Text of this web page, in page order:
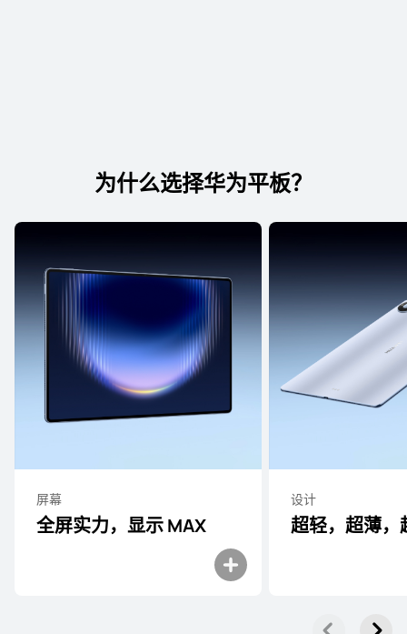
为什么选择华为平板？
屏幕
全屏实力，显示 MAX
设计
超轻，超薄，